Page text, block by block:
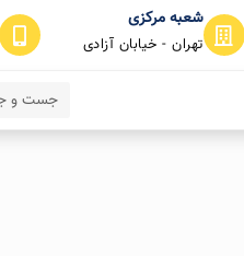
شعبه مرکزی
تهران - خیابان آزادی